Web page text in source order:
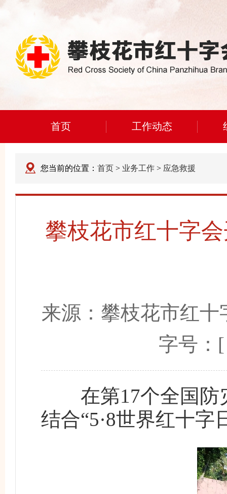
首页 工作动态
您当前的位置： 首页 > 业务工作 > 应急救援
攀枝花市红十字
来源： 攀枝花市红十
字号
在第17个全国防
结合“5·8世界红十